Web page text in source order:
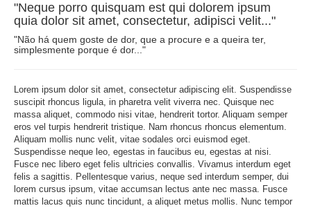
"Neque porro quisquam est qui dolorem ipsum
quia dolor sit amet, consectetur, adipisci velit..."
"Não há quem goste de dor, que a procure e a queira ter,
simplesmente porque é dor..."
Lorem ipsum dolor sit amet, consectetur adipiscing elit. Suspendisse
suscipit rhoncus ligula, in pharetra velit viverra nec. Quisque nec
massa aliquet, commodo nisi vitae, hendrerit tortor. Aliquam semper
eros vel turpis hendrerit tristique. Nam rhoncus rhoncus elementum.
Aliquam mollis nunc velit, vitae sodales orci euismod eget.
Suspendisse neque leo, egestas in faucibus eu, egestas at nisi.
Fusce nec libero eget felis ultricies convallis. Vivamus interdum eget
felis a sagittis. Pellentesque varius, neque sed interdum semper, dui
lorem cursus ipsum, vitae accumsan lectus ante nec massa. Fusce
mattis lacus quis nunc tincidunt, a aliquet metus mollis. Nunc tempor